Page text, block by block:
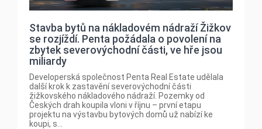
Stavba bytů na nákladovém nádraží Žižkov
se rozjíždí. Penta požádala o povolení na
zbytek severovýchodní části, ve hře jsou
miliardy
Developerská společnost Penta Real Estate udělala
další krok k zastavění severovýchodní části
žižkovského nákladového nádraží. Pozemky od
Českých drah koupila vloni v říjnu – první etapu
projektu na výstavbu bytových domů už nabízí ke
koupi, s...